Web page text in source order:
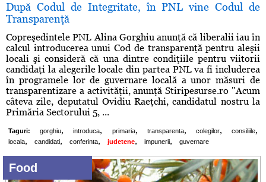
După Codul de Integritate, în PNL vine Codul de
Transparenţă
Copreşedintele PNL Alina Gorghiu anunţă că liberalii iau în
calcul introducerea unui Cod de transparenţă pentru aleşii
locali şi consideră că una dintre condiţiile pentru viitorii
candidaţi la alegerile locale din partea PNL va fi includerea
în programele lor de guvernare locală a unor măsuri de
transparentizare a activităţii, anunţă Stiripesurse.ro "Acum
câteva zile, deputatul Ovidiu Raeţchi, candidatul nostru la
Primăria Sectorului 5, ...
Taguri: gorghiu, introduca, primaria, transparenta, colegilor, consiliile,
locala, candidati, conferinta, judetene, impunerii, guvernare
Food